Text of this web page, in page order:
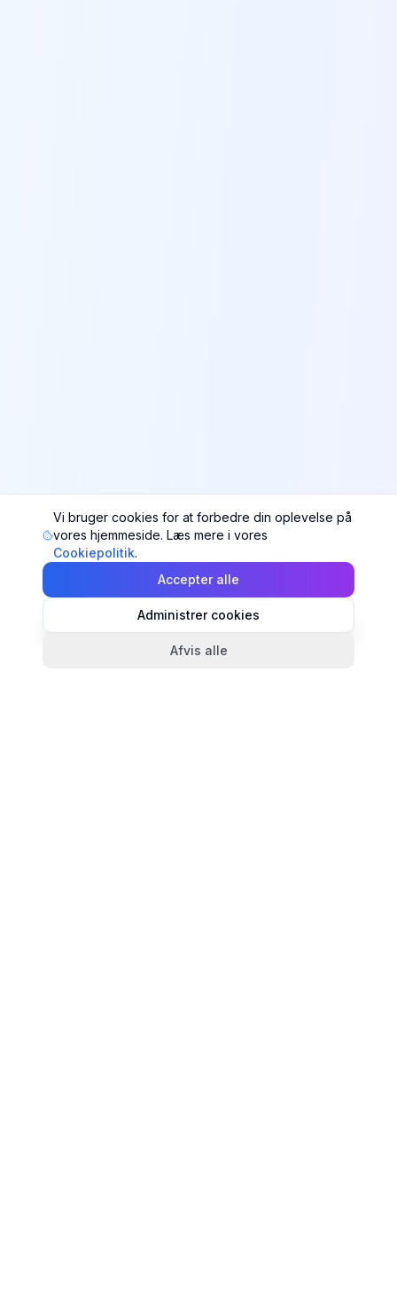
Vi bruger cookies for at forbedre din oplevelse på
vores hjemmeside. Læs mere i vores
Cookiepolitik.
Accepter alle
Administrer cookies
Afvis alle